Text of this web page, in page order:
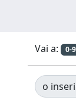
Vai a: 0-9
o